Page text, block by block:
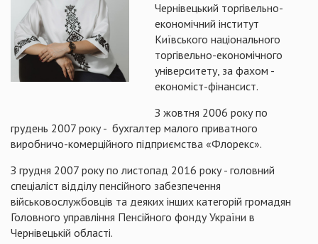
Чернівецький торгівельно-
економічний інститут
Київського національного
торгівельно-економічного
університету, за фахом -
економіст-фінансист.
З жовтня 2006 року по
грудень 2007 року - бухгалтер малого приватного
виробничо-комерційного підприємства «Флорекс».
З грудня 2007 року по листопад 2016 року - головний
спеціаліст відділу пенсійного забезпечення
військовослужбовців та деяких інших категорій громадян
Головного управління Пенсійного фонду України в
Чернівецькій області.